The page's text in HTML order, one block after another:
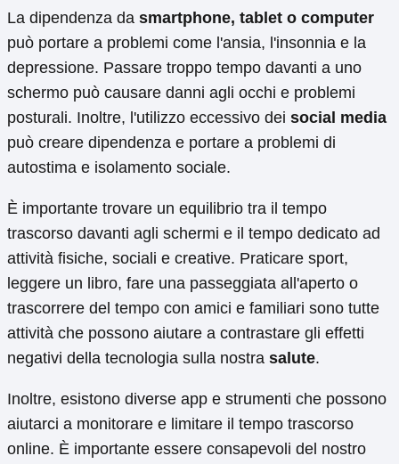
La dipendenza da smartphone, tablet o computer
può portare a problemi come l'ansia, l'insonnia e la
depressione. Passare troppo tempo davanti a uno
schermo può causare danni agli occhi e problemi
posturali. Inoltre, l'utilizzo eccessivo dei social media
può creare dipendenza e portare a problemi di
autostima e isolamento sociale.
È importante trovare un equilibrio tra il tempo
trascorso davanti agli schermi e il tempo dedicato ad
attività fisiche, sociali e creative. Praticare sport,
leggere un libro, fare una passeggiata all'aperto o
trascorrere del tempo con amici e familiari sono tutte
attività che possono aiutare a contrastare gli effetti
negativi della tecnologia sulla nostra salute.
Inoltre, esistono diverse app e strumenti che possono
aiutarci a monitorare e limitare il tempo trascorso
online. È importante essere consapevoli del nostro